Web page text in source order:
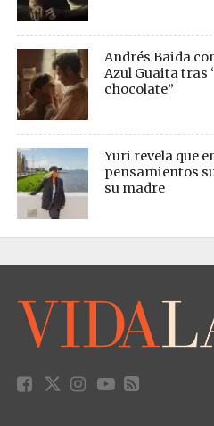
Andrés Baida
Azul Guaita tras
chocolate”
Yuri revela que
pensamientos
su madre